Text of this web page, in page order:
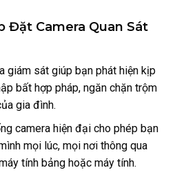
Đặt Camera Quan Sát
giám sát giúp bạn phát hiện kịp
bất hợp pháp, ngăn chặn trộm
gia đình.
camera hiện đại cho phép bạn
mọi lúc, mọi nơi thông qua
tính bảng hoặc máy tính.